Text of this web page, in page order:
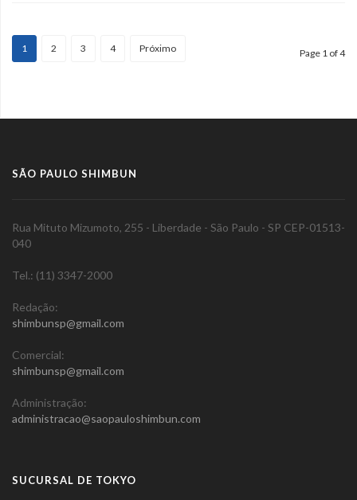
1 2 3 4 Próximo Page 1 of 4
SÃO PAULO SHIMBUN
Rua Mituto Mizumoto, 255 - Liberdade - São Paulo - SP CEP-01513-
040
Tel.: (11) 3347-2000
Redação:
shimbunsp@gmail.com
Comercial:
shimbunsp@gmail.com
Administração:
administracao@saopauloshimbun.com
SUCURSAL DE TOKYO